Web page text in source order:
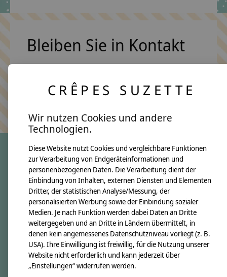
Bleiben Sie in Kontakt
crêpes suzette
Über uns
Unsere Creppies
Nähkästchen
Unsere Stoffe
Impressum
Informationen
CRÊPES SUZETTE
Wir nutzen Cookies und andere
Technologien.
Diese Website nutzt Cookies und vergleichbare Funktionen
zur Verarbeitung von Endgeräteinformationen und
personenbezogenen Daten. Die Verarbeitung dient der
Einbindung von Inhalten, externen Diensten und Elementen
Dritter, der statistischen Analyse/Messung, der
personalisierten Werbung sowie der Einbindung sozialer
Medien. Je nach Funktion werden dabei Daten an Dritte
weitergegeben und an Dritte in Ländern übermittelt, in
denen kein angemessenes Datenschutzniveau vorliegt (z. B.
USA). Ihre Einwilligung ist freiwillig, für die Nutzung unserer
Website nicht erforderlich und kann jederzeit über
„Einstellungen“ widerrufen werden.